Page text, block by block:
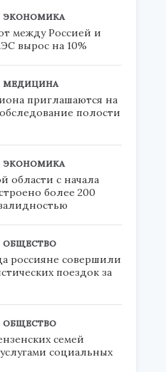
ЭКОНОМИКА
между Россией и
вырос на 10%
МЕДИЦИНА
приглашаются на
полости
ЭКОНОМИКА
области с начала
более 200
ОБЩЕСТВО
россияне совершили
поездок за
ОБЩЕСТВО
семей
социальных